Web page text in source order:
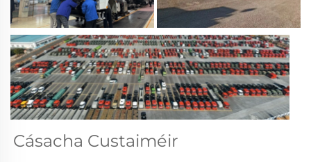
Cásacha Custaiméir